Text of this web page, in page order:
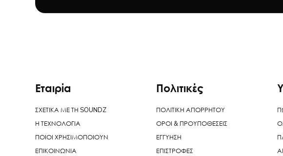
Εταιρία
ΣΧΕΤΙΚΑ ΜΕ ΤΗ SOUNDZ
Η ΤΕΧΝΟΛΟΓΙΑ
ΠΟΙΟΙ ΧΡΗΣΙΜΟΠΟΙΟΥΝ
ΕΠΙΚΟΙΝΩΝΙΑ
Πολιτικές
ΠΟΛΙΤΙΚΗ ΑΠΟΡΡΗΤΟΥ
ΟΡΟΙ & ΠΡΟΥΠΟΘΕΣΕΙΣ
ΕΓΓΥΗΣΗ
ΕΠΙΣΤΡΟΦΕΣ